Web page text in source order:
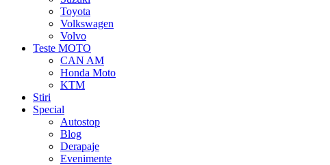
Toyota
Volkswagen
Volvo
Teste MOTO
CAN AM
Honda Moto
KTM
Stiri
Special
Autostop
Blog
Derapaje
Evenimente